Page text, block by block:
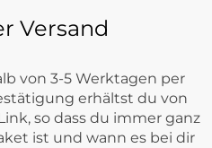
Versand
von 3-5 Werktagen per
erhältst du von
so dass du immer ganz
ist und wann es bei dir